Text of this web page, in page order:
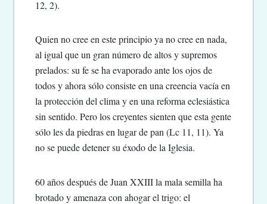
12, 2).
Quien no cree en este principio ya no cree en nada,
al igual que un gran número de altos y supremos
prelados: su fe se ha evaporado ante los ojos de
todos y ahora sólo consiste en una creencia vacía en
la protección del clima y en una reforma eclesiástica
sin sentido. Pero los creyentes sienten que esta gente
sólo les da piedras en lugar de pan (Lc 11, 11). Ya
no se puede detener su éxodo de la Iglesia.
60 años después de Juan XXIII la mala semilla ha
brotado y amenaza con ahogar el trigo: el